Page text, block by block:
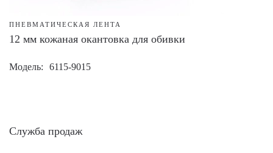
ПНЕВМАТИЧЕСКАЯ ЛЕНТА
12 мм кожаная окантовка для обивки
Модель 6115-9015
Служба продаж